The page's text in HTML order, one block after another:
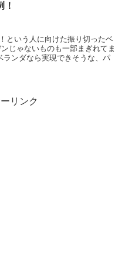
！
という人に向けた振り切ったベ
じゃないものも一部まぎれてま
ンダなら実現できそうな、パ
リンク